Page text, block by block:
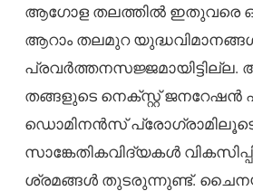
ആഗോള തലത്തിൽ ഇതുവരെ
ആറാം തലമുറ
പ്രവർത്തനസജ്ജമായിട്ടില്ല.
തങ്ങളുടെ നെക്സ്റ്റ്
ഡൊമിനൻസ്
സാങ്കേതികവിദ്യകൾ
ശ്രമങ്ങൾ തുടരുന്നുണ്ട്.